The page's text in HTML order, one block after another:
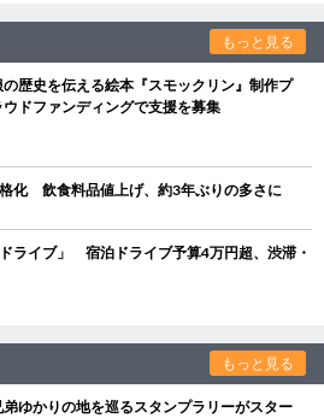
もっと見る
歴史を伝える絵本『スモックリン』制作プ
ドファンディングで支援を募集
格化 飲食料品値上げ、約3年ぶりの多さに
ライブ」 宿泊ドライブ予算4万円超、渋滞・
もっと見る
ゆかりの地を巡るスタンプラリーがスター